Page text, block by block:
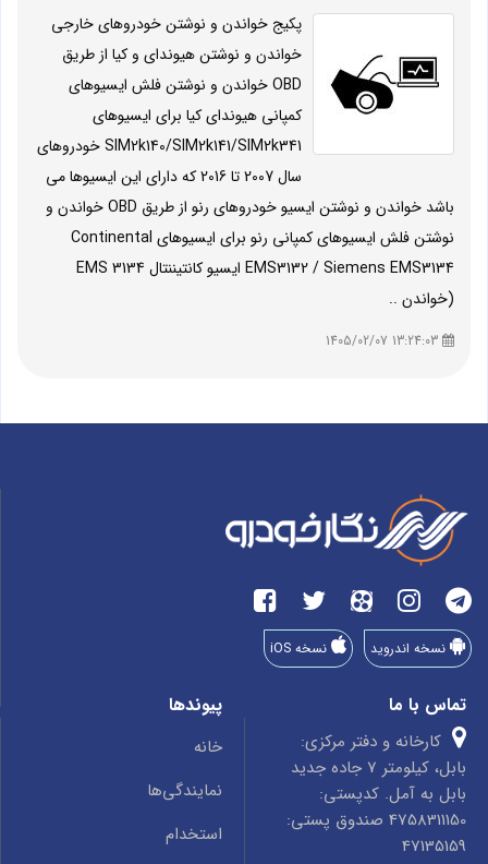
پکیج خواندن و نوشتن خودروهای خارجی
خواندن و نوشتن هیوندای و کیا از طریق
OBD خواندن و نوشتن فلش ایسیوهای
کمپانی هیوندای کیا برای ایسیوهای
SIM2k140/SIM2k141/SIM2k341 خودروهای
سال 2007 تا 2016 که دارای این ایسیوها می
باشد خواندن و نوشتن ایسیو خودروهای رنو از طریق OBD خواندن و
نوشتن فلش ایسیوهای کمپانی رنو برای ایسیوهای Continental
EMS3132 / Siemens EMS3134 ایسیو کانتیننتال EMS 3134
(خواندن ..
نسخه اندروید نسخه iOS
تماس با ما
کارخانه و دفتر مرکزی:
بابل، کیلومتر 7 جاده جدید
بابل به آمل. کدپستی:
4758311150 صندوق پستی:
47135159
پیوندها
خانه
نمایندگی‌ها
استخدام